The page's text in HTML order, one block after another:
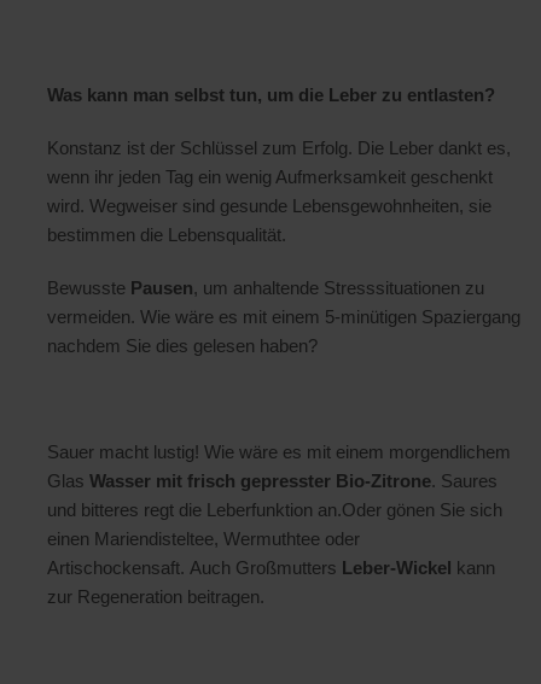
Was kann man selbst tun, um die Leber zu entlasten?
Konstanz ist der Schlüssel zum Erfolg. Die Leber dankt es,
wenn ihr jeden Tag ein wenig Aufmerksamkeit geschenkt
wird. Wegweiser sind gesunde Lebensgewohnheiten, sie
bestimmen die Lebensqualität.
Bewusste Pausen, um anhaltende Stresssituationen zu
vermeiden. Wie wäre es mit einem 5-minütigen Spaziergang
nachdem Sie dies gelesen haben?
Sauer macht lustig! Wie wäre es mit einem morgendlichem
Glas Wasser mit frisch gepresster Bio-Zitrone. Saures
und bitteres regt die Leberfunktion an.Oder gönen Sie sich
einen Mariendisteltee, Wermuthtee oder
Artischockensaft. Auch Großmutters Leber-Wickel
kann
zur Regeneration beitragen.